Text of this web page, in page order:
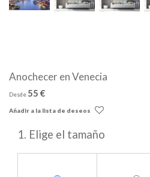
Anochecer en Venecia
Desde 55 €
Añadir a la lista de deseos
1. Elige el tamaño